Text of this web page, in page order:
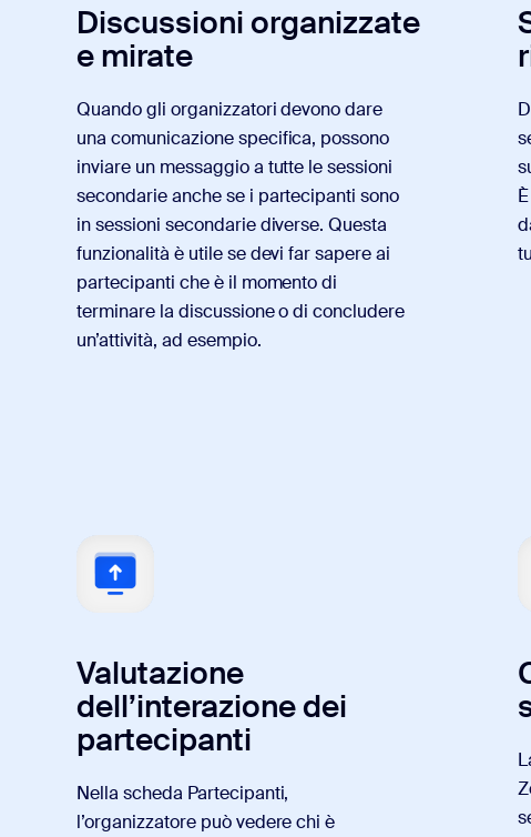
Discussioni organizzate
e mirate
Quando gli organizzatori devono dare
una comunicazione specifica, possono
inviare un messaggio a tutte le sessioni
secondarie anche se i partecipanti sono
in sessioni secondarie diverse. Questa
funzionalità è utile se devi far sapere ai
partecipanti che è il momento di
terminare la discussione o di concludere
un’attività, ad esempio.
Valutazione
dell’interazione dei
partecipanti
Nella scheda Partecipanti,
l’organizzatore può vedere chi è